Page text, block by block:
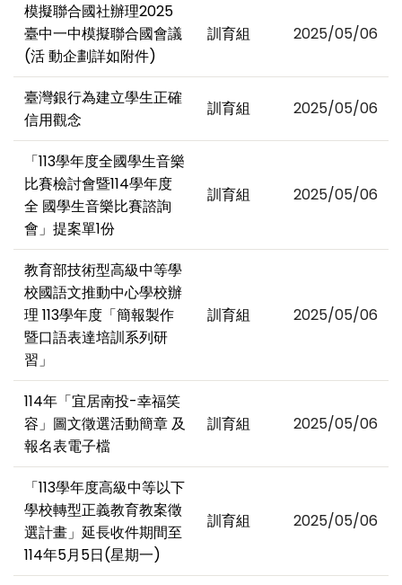
模擬聯合國社辦理2025
臺中一中模擬聯合國會議
(活 動企劃詳如附件)
訓育組 2025/05/06
臺灣銀行為建立學生正確
信用觀念
訓育組 2025/05/06
「113學年度全國學生音樂
比賽檢討會暨114學年度
全 國學生音樂比賽諮詢
會」提案單1份
訓育組 2025/05/06
教育部技術型高級中等學
校國語文推動中心學校辦
理 113學年度「簡報製作
暨口語表達培訓系列研
習」
訓育組 2025/05/06
114年「宜居南投-幸福笑
容」圖文徵選活動簡章 及
報名表電子檔
訓育組 2025/05/06
「113學年度高級中等以下
學校轉型正義教育教案徵
選計畫」延長收件期間至
114年5月5日(星期一)
訓育組 2025/05/06